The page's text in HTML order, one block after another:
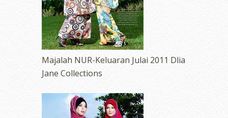
Majalah NUR-Keluaran Julai 2011 Dlia
Jane Collections